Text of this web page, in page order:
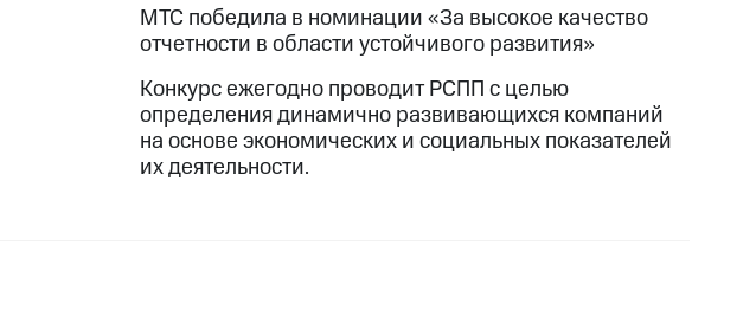
МТС победила в номинации «За высокое качество
отчетности в области устойчивого развития»
Конкурс ежегодно проводит РСПП с целью
определения динамично развивающихся компаний
на основе экономических и социальных показателей
их деятельности.